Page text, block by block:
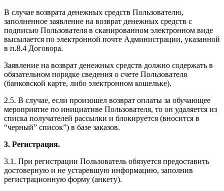
В случае возврата денежных средств Пользователю,
заполненное заявление на возврат денежных средств с
подписью Пользователя в сканированном электронном виде
высылается по электронной почте Администрации, указанной
в п.8.4 Договора.
Заявление на возврат денежных средств должно содержать в
обязательном порядке сведения о счете Пользователя
(банковской карте, либо электронном кошельке).
2.5. В случае, если произошел возврат оплаты за обучающее
мероприятие по инициативе Пользователя, то он удаляется из
списка получателей рассылки и блокируется (вносится в
“черный” список”) в базе заказов.
3. Регистрация.
3.1. При регистрации Пользователь обязуется предоставить
достоверную и не устаревшую информацию, заполнив
регистрационную форму (анкету).